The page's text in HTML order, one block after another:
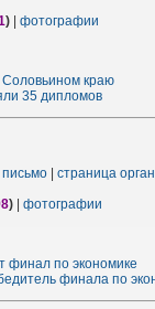
)
фотографии
Соловьином краю
35 дипломов
страница
)
фотографии
финал по экономике
финала по